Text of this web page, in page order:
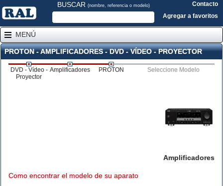
BUSCAR (nombre, referencia o modelo)
Contacto
Agregar a favoritos
MENÚ
PROTON - AMPLIFICADORES - DVD - VÍDEO - PROYECTOR
DVD - Vídeo -
Proyector
Amplificadores PROTON Seleccione Modelo
Amplificadores
Como encontrar el modelo de su aparato